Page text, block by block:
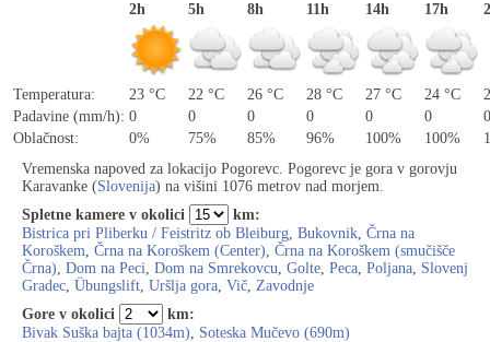
2h
Temperatura:
23 °C
Padavine (mm/h): 0
Oblačnost:
0%
5h
22 °C
0
75%
8h
26 °C
0
85%
11h
28 °C
0
96%
14h
27 °C
0
100%
17h
24 °C
0
100%
Vremenska napoved za lokacijo Pogorevc. Pogorevc je gora v gorovju
Karavanke (Slovenija) na višini 1076 metrov nad morjem.
Spletne kamere v okolici
km:
Bistrica pri Pliberku / Feistritz ob Bleiburg, Bukovnik, Črna na
Koroškem, Črna na Koroškem (Center), Črna na Koroškem (smučišče
Črna), Dom na Peci, Dom na Smrekovcu, Golte, Peca, Poljana, Slovenj
Gradec, Übungslift, Uršlja gora, Vič, Zavodnje
Gore v okolici
km:
Bivak Suška bajta (1034m), Soteska Mučevo (690m)